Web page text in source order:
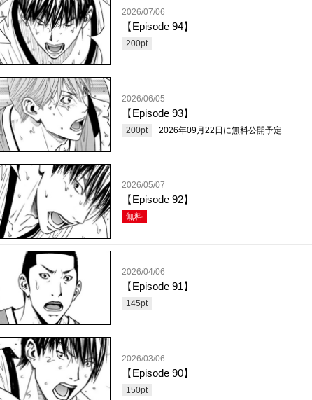
2026/07/06
【Episode 94】
200pt
2026/06/05
【Episode 93】
200pt 2026年09月22日 に無料公開予定
2026/05/07
【Episode 92】
無料
2026/04/06
【Episode 91】
145pt
2026/03/06
【Episode 90】
150pt